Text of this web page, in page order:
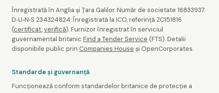
Înregistrată în Anglia și Țara Galilor. Număr de societate 16833937.
D‑U‑N‑S 234324824. Înregistrată la ICO, referință ZC151816
(certificat,verifică). Furnizor înregistrat în serviciul
guvernamental britanic Find a Tender Service (FTS). Detalii
disponibile public prin Companies House și OpenCorporates.
Standarde și guvernanță
Funcționează conform standardelor britanice de protecție a